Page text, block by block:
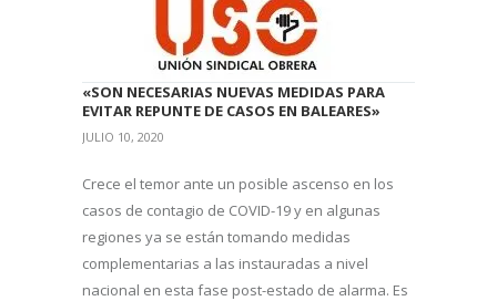
«SON NECESARIAS NUEVAS MEDIDAS PARA
EVITAR REPUNTE DE CASOS EN BALEARES»
JULIO 10, 2020
Crece el temor ante un posible ascenso en los
casos de contagio de COVID-19 y en algunas
regiones ya se están tomando medidas
complementarias a las instauradas a nivel
nacional en esta fase post-estado de alarma. Es